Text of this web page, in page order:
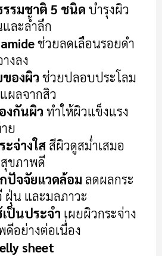
รรมชาติ 5 ชนิด บำรุงผิว
ละล้ำลึก
ช่วยลดเลือนรอยดำ
งลง
องผิว ช่วยปลอบประโลม
ผลจากสิว
งกันผิว ทำให้ผิวแข็งแรง
ย
จ่างใส สีผิวดูสม่ำเสมอ
ขภาพดี
ปัจจัยแวดล้อม ลดผลกระ
ฝุ่น และมลภาวะ
ป็นประจำ เผยผิวกระจ่าง
อย่างต่อเนื่อง
sheet